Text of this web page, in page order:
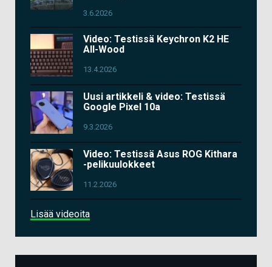
3.6.2026
Video: Testissä Keychron K2 HE
All-Wood
13.4.2026
Uusi artikkeli & video: Testissä
Google Pixel 10a
9.3.2026
Video: Testissä Asus ROG Kithara
-pelikuulokkeet
11.2.2026
Lisää videoita